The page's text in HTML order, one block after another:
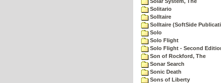
Solitario
Solltaire
Solltaire (SoftSide
Solo
Solo Flight
Solo Flight - Second
Son of Rockford, The
Sonar Search
Sonic Death
Sons of Liberty